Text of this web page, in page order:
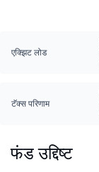
एक्झिट लोड
टॅक्स परिणाम
फंड उद्दिष्ट